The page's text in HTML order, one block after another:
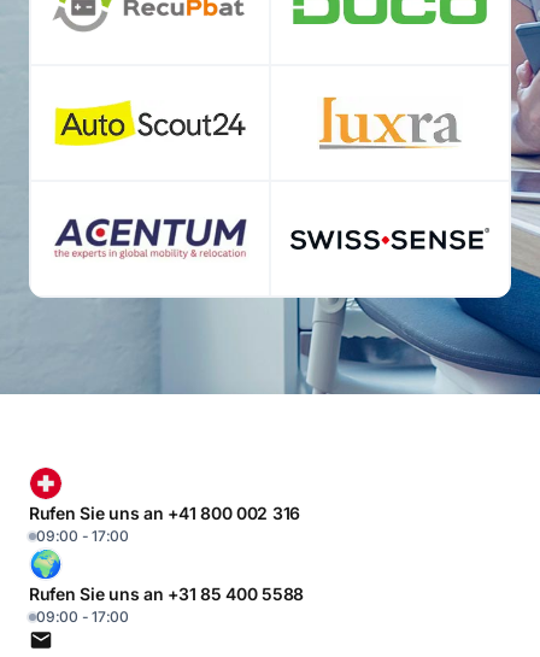
Rufen Sie uns an +41 800 002 316
09:00 - 17:00
Rufen Sie uns an +31 85 400 5588
09:00 - 17:00